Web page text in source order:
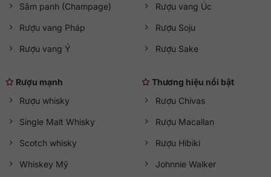
Sâm panh (Champage)
Rượu vang Pháp
Rượu vang Ý
Rượu vang Úc
Rượu Soju
Rượu Sake
Rượu mạnh
Rượu whisky
Single Malt Whisky
Scotch whisky
Whiskey Mỹ
Thương hiệu nổi bật
Rượu Chivas
Rượu Macallan
Rượu Hibiki
Johnnie Walker